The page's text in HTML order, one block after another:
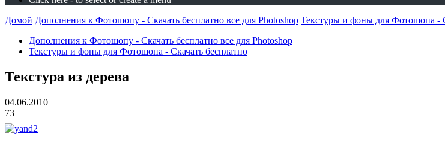
Домой Дополнения к Фотошопу - Скачать бесплатно все для Photoshop Текстуры и фоны для Фотошопа -
Дополнения к Фотошопу - Скачать бесплатно все для Photoshop
Текстуры и фоны для Фотошопа - Скачать бесплатно
Текстура из дерева
04.06.2010
73